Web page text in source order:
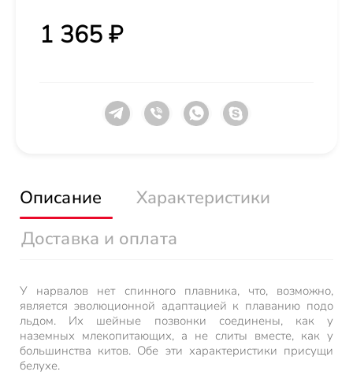
1 365 ₽
Описание
Характеристики
Доставка и оплата
У нарвалов нет спинного плавника, что, возможно,
является эволюционной адаптацией к плаванию подо
льдом. Их шейные позвонки соединены, как у
наземных млекопитающих, а не слиты вместе, как у
большинства китов. Обе эти характеристики присущи
белухе.